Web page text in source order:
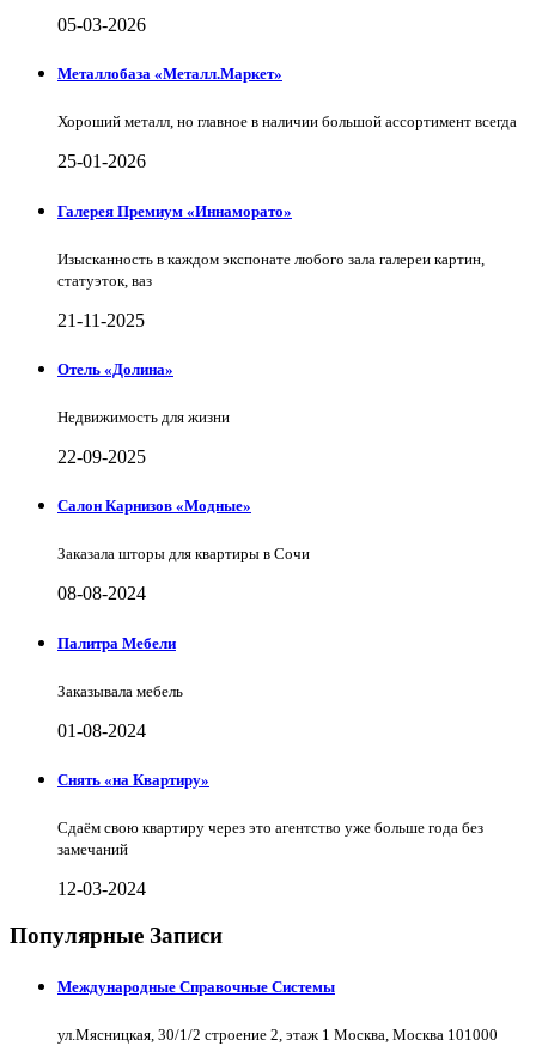
05-03-2026
Металлобаза «Металл.Маркет»
Хороший металл, но главное в наличии большой ассортимент всегда
25-01-2026
Галерея Премиум «Иннаморато»
Изысканность в каждом экспонате любого зала галереи картин,
статуэток, ваз
21-11-2025
Отель «Долина»
Недвижимость для жизни
22-09-2025
Салон Карнизов «Модные»
Заказала шторы для квартиры в Сочи
08-08-2024
Палитра Мебели
Заказывала мебель
01-08-2024
Снять «на Квартиру»
Сдаём свою квартиру через это агентство уже больше года без
замечаний
12-03-2024
Популярные Записи
Международные Справочные Системы
ул.Мясницкая, 30/1/2 строение 2, этаж 1 Москва, Москва 101000